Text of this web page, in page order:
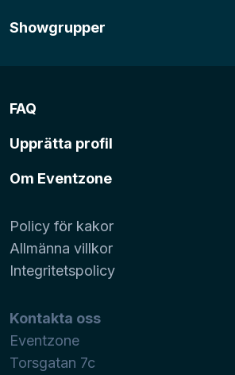
Showgrupper
FAQ
Upprätta profil
Om Eventzone
Policy för kakor
Allmänna villkor
Integritetspolicy
Kontakta oss
Eventzone
Torsgatan 7c